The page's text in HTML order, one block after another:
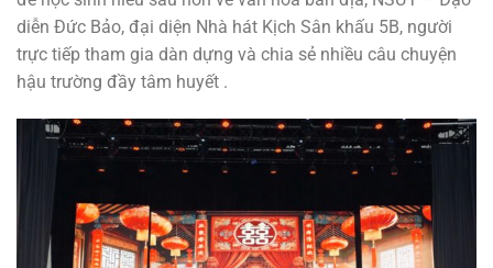
diễn Đức Bảo, đại diện Nhà hát Kịch Sân khấu 5B, người
trực tiếp tham gia dàn dựng và chia sẻ nhiều câu chuyện
hậu trường đầy tâm huyết .